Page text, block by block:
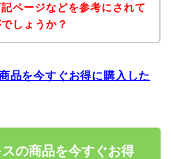
ページなどを参考にされて
しょうか？
品を今すぐお得に購入した
の商品を今すぐお得